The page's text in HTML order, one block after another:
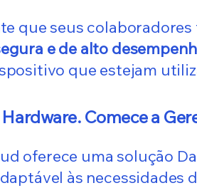
que seus
e de alto
que estejam
Comece a
oferece uma solução
às necessidades